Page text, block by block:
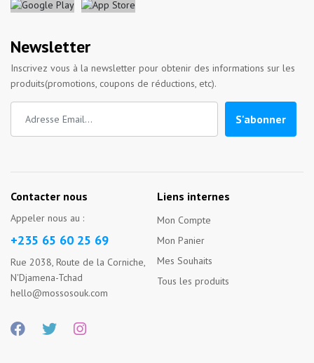
Newsletter
Inscrivez vous à la newsletter pour obtenir des informations sur les
produits(promotions, coupons de réductions, etc).
S'abonner
Contacter nous
Appeler nous au :
+235 65 60 25 69
Rue 2038, Route de la Corniche,
N'Djamena-Tchad
hello@mossosouk.com
Liens internes
Mon Compte
Mon Panier
Mes Souhaits
Tous les produits